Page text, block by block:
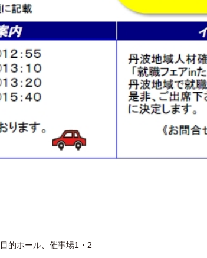
的ホール、催事場1・2